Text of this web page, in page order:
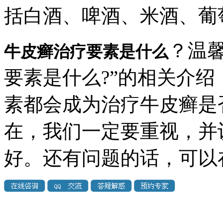
括白酒、啤酒、米酒、
牛皮癣治疗要素是什么 ？温
要素是什么?”的相关介
素都会成为治疗牛皮癣
在，我们一定要重视，
好。还有问题的话，可